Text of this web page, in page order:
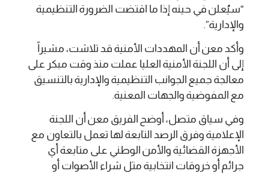
“سيُعلن في حينه إذا ما اقتضت الضرورة التنظيمية
والإدارية”.
وأكد معن أن المهددات الأمنية قد تلاشت، مشيراً
إلى أن اللجنة الأمنية العليا عملت منذ وقت مبكر على
معالجة جميع الجوانب التنظيمية والإدارية بالتنسيق
مع المفوضية والجهات المعنية.
وفي سياق متصل، أوضح الفريق معن أن اللجنة
الإعلامية وفرق الرصد التابعة لها تعمل بالتعاون مع
الأجهزة القضائية والأمن الوطني على متابعة أي
جرائم أو خروقات انتخابية مثل شراء الأصوات أو